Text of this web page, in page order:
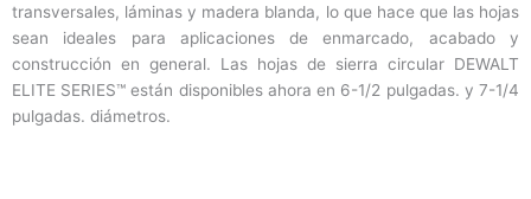
transversales, láminas y madera blanda, lo que hace que las hojas
sean ideales para aplicaciones de enmarcado, acabado y
construcción en general. Las hojas de sierra circular DEWALT
ELITE SERIES™ están disponibles ahora en 6-1/2 pulgadas. y 7-1/4
pulgadas. diámetros.